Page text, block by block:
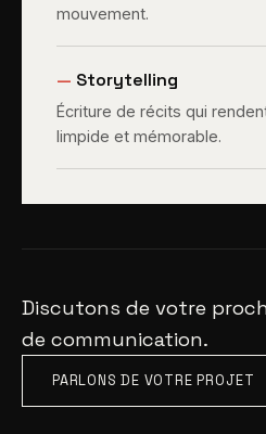
mouvement.
— Storytelling
Écriture de récits qui
limpide et mémorable.
Discutons de votre
de communication.
PARLONS DE VOTRE PROJET